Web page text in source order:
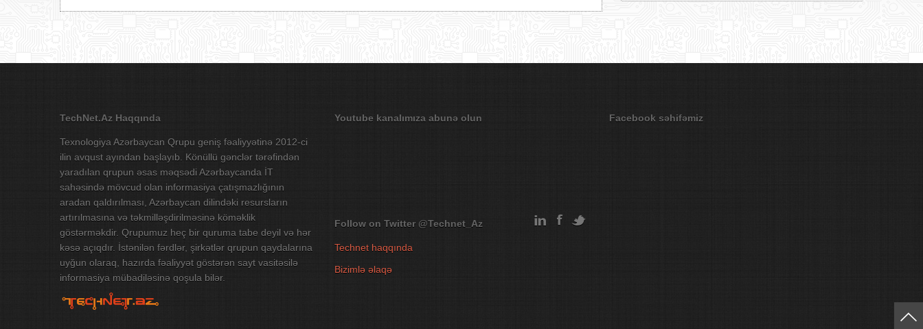
TechNet.Az Haqqında
Texnologiya Azərbaycan Qrupu geniş fəaliyyətinə 2012-ci
ilin avqust ayından başlayıb. Könüllü gənclər tərəfindən
yaradılan qrupun əsas məqsədi Azərbaycanda İT
sahəsində mövcud olan informasiya çatışmazlığının
aradan qaldırılması, Azərbaycan dilindəki resursların
artırılmasına və təkmilləşdirilməsinə köməklik
göstərməkdir. Qrupumuz heç bir quruma tabe deyil və hər
kəsə açıqdır. İstənilən fərdlər, şirkətlər qrupun qaydalarına
uyğun olaraq, hazırda fəaliyyət göstərən sayt vasitəsilə
informasiya mübadiləsinə qoşula bilər.
Youtube kanalımıza abunə olun
Follow on Twitter @Technet_Az
Technet haqqında
Bizimlə əlaqə
Facebook səhifəmiz